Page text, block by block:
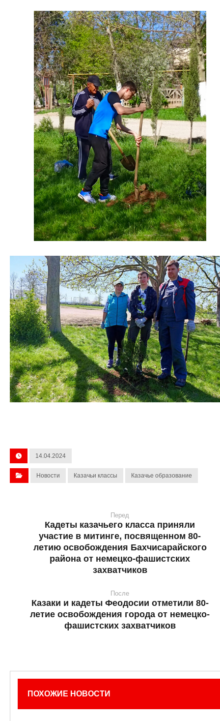
14.04.2024
Новости Казачьи классы Казачье образование
Перед
Кадеты казачьего класса приняли
участие в митинге, посвященном 80-
летию освобождения Бахчисарайского
района от немецко-фашистских
захватчиков
После
Казаки и кадеты Феодосии отметили 80-
летие освобождения города от немецко-
фашистских захватчиков
ПОХОЖИЕ НОВОСТИ